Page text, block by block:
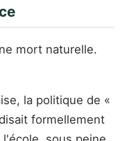
mort naturelle.
la politique de «
formellement